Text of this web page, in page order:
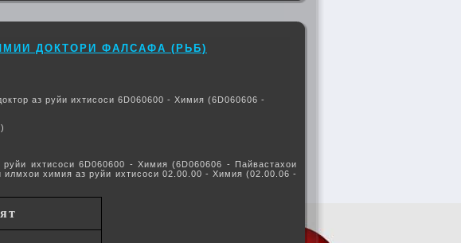
ДОКТОРИ ФАЛСАФА (РЬБ)
аз руйи ихтисоси 6D060600 - Химия (6D060606 -
ихтисоси 6D060600 - Химия (6D060606 - Пайвастахои
химия аз руйи ихтисоси 02.00.00 - Химия (02.00.06 -